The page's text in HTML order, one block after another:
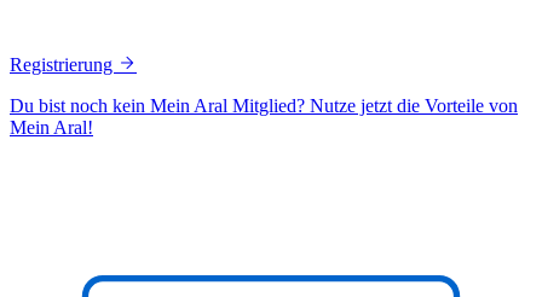
Registrierung
Du bist noch kein Mein Aral Mitglied? Nutze jetzt die Vorteile von
Mein Aral!